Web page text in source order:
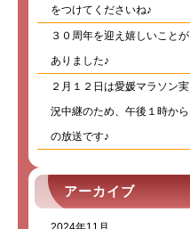
をつけてくださいね♪
３０周年を迎え嬉しいことが
ありました♪
２月１２日は愛媛マラソン実
況中継のため、午後１時から
の放送です♪
アーカイブ